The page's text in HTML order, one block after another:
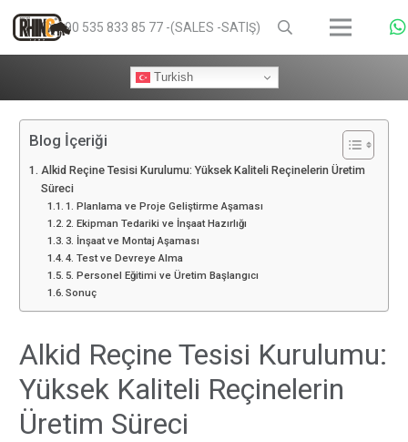
+90 535 833 85 77 -(SALES -SATIŞ)
Turkish
Blog İçeriği
Alkid Reçine Tesisi Kurulumu: Yüksek Kaliteli Reçinelerin Üretim
Süreci
1. Planlama ve Proje Geliştirme Aşaması
2. Ekipman Tedariki ve İnşaat Hazırlığı
3. İnşaat ve Montaj Aşaması
4. Test ve Devreye Alma
5. Personel Eğitimi ve Üretim Başlangıcı
Sonuç
Alkid Reçine Tesisi Kurulumu:
Yüksek Kaliteli Reçinelerin
Üretim Süreci